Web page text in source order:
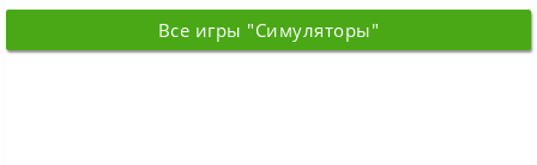
где вам
вдохновлённые
знаковыми
мощным
Все игры "Симуляторы"